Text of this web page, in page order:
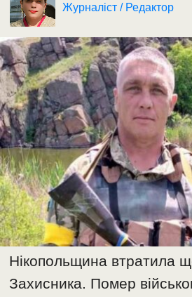
Журналіст / Редактор
Нікопольщина втратила
Захисника. Помер